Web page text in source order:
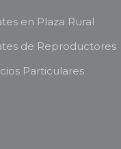
en Plaza Rural
de Reproductores
Particulares